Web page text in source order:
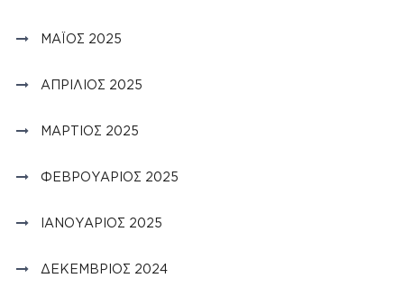
ΜΆΙΟΣ 2025
ΑΠΡΊΛΙΟΣ 2025
ΜΆΡΤΙΟΣ 2025
ΦΕΒΡΟΥΆΡΙΟΣ 2025
ΙΑΝΟΥΆΡΙΟΣ 2025
ΔΕΚΈΜΒΡΙΟΣ 2024